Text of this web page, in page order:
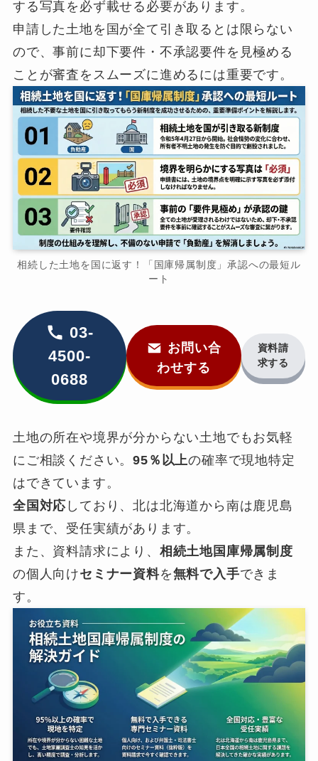
する写真を必ず載せる必要があります。
申請した土地を国が全て引き取るとは限らない
ので、事前に却下要件・不承認要件を見極める
ことが審査をスムーズに進めるには重要です。
相続した土地を国に返す！「国庫帰属制度」承認への最短ル
ート
03-
4500-
0688
お問い合
わせする
資料請
求する
土地の所在や境界が分からない土地でもお気軽
にご相談ください。95％以上の確率で現地特定
はできています。
全国対応 しており、北は北海道から南は鹿児島
県まで、受任実績があります。
また、資料請求により、 相続土地国庫帰属制度
の個人向けセミナー資料を無料で入手できま
す。